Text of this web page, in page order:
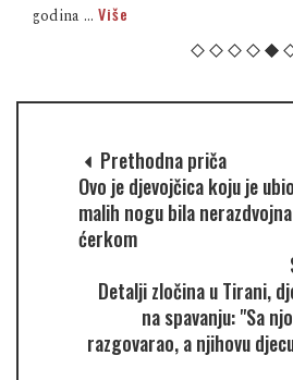
godina ... Više
Prethodna priča
Ovo je djevojčica koju je
malih nogu bila
ćerkom
Detalji zločina u Tirani,
na spavanju: "Sa
razgovarao, a njihovu